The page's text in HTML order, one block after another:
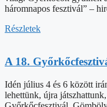
háromnapos fesztivál” –
Részletek
A 18.
Idén július 4 és 6 között
lehettünk, újra